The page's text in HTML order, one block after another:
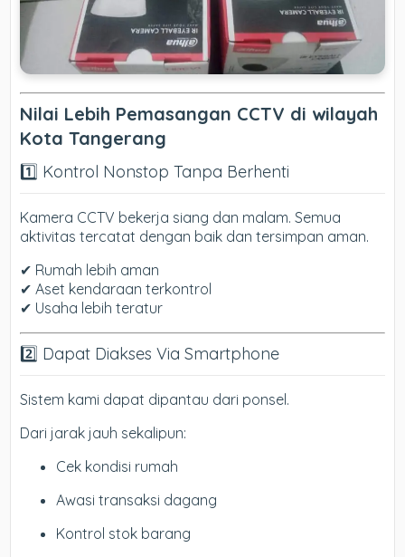
Nilai Lebih Pemasangan CCTV di wilayah
Kota Tangerang
1️⃣ Kontrol Nonstop Tanpa Berhenti
Kamera CCTV bekerja siang dan malam. Semua
aktivitas tercatat dengan baik dan tersimpan aman.
✔ Rumah lebih aman
✔ Aset kendaraan terkontrol
✔ Usaha lebih teratur
2️⃣ Dapat Diakses Via Smartphone
Sistem kami dapat dipantau dari ponsel.
Dari jarak jauh sekalipun:
Cek kondisi rumah
Awasi transaksi dagang
Kontrol stok barang